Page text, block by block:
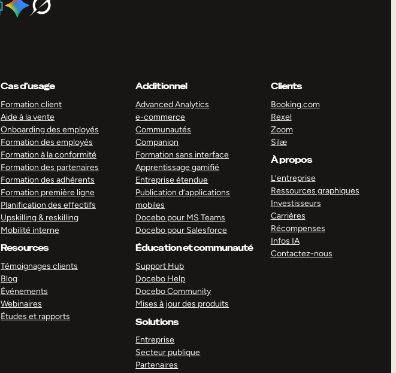
Cas d’usage
Formation client
Aide à la vente
Onboarding des employés
Formation des employés
Formation à la conformité
Formation des partenaires
Formation des adhérents
Formation première ligne
Planification des effectifs
Upskilling & reskilling
Mobilité interne
Resources
Témoignages clients
Blog
Événements
Webinaires
Études et rapports
Additionnel
Advanced Analytics
e-commerce
Communautés
Companion
Formation sans interface
Apprentissage gamifié
Entreprise étendue
Publication d’applications
mobiles
Docebo pour MS Teams
Docebo pour Salesforce
Éducation et communauté
Support Hub
Docebo Help
Docebo Community
Mises à jour des produits
Solutions
Entreprise
Secteur publique
Partenaires
Clients
Booking.com
Rexel
Zoom
Silæ
À propos
L’entreprise
Ressources graphiques
Investisseurs
Carrières
Récompenses
Infos IA
Contactez-nous